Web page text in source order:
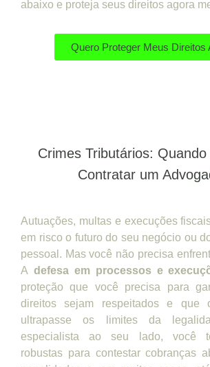
abaixo e proteja seus direitos agora
Quero Proteger Meus Direitos
Crimes Tributários:
Contratar um
Autuações, multas e execuções
em risco o futuro do seu negócio ou
pessoal. Mas você não precisa
A defesa em processos e
proteção que você precisa para
direitos sejam respeitados e que
ultrapasse os limites da
especialista ao seu lado, você
robustas para contestar cobranças